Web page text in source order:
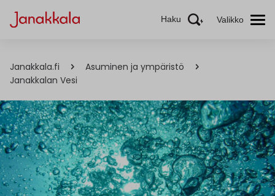
Haku Valikko
Janakkala.fi
Asuminen ja ympäristö
Janakkalan Vesi